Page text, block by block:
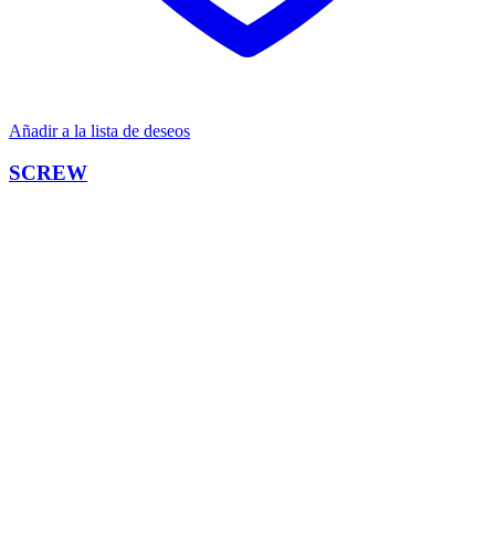
Añadir a la lista de deseos
SCREW